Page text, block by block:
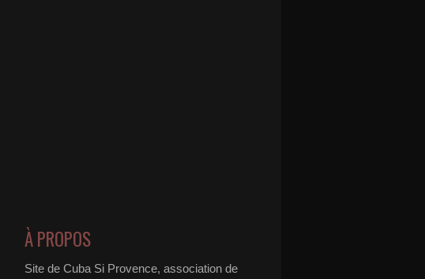
À PROPOS
Site de Cuba Si Provence, association de